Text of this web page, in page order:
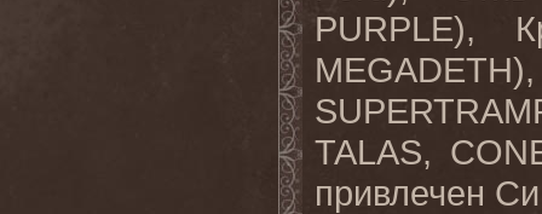
PURPLE),
TALAS,
привлечен